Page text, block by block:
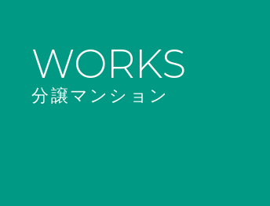
WORKS
分譲マンション